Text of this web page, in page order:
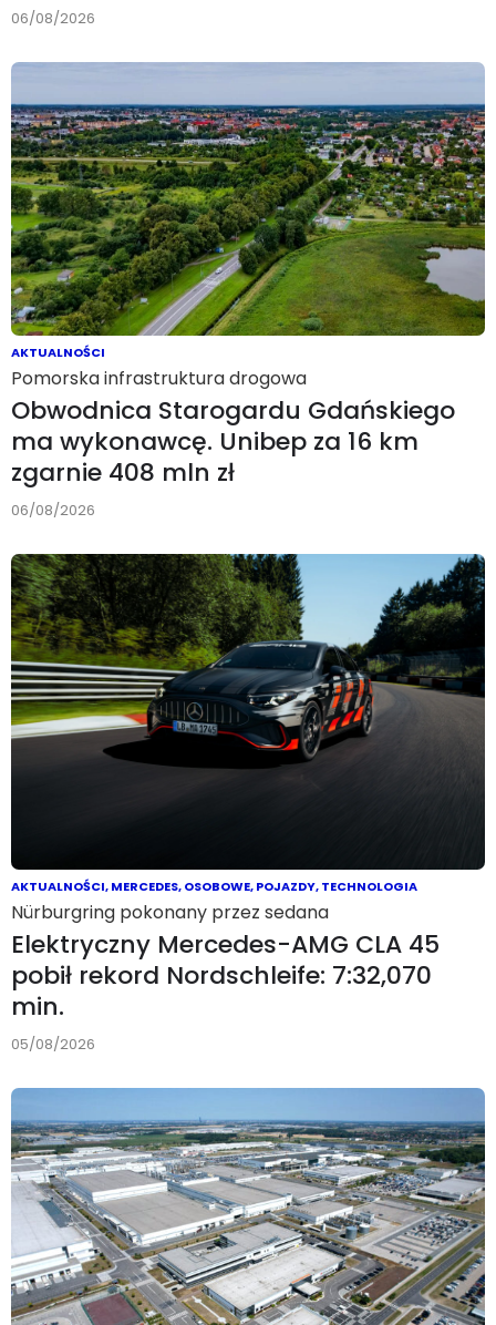
06/08/2026
AKTUALNOŚCI
Pomorska infrastruktura drogowa
Obwodnica Starogardu Gdańskiego
ma wykonawcę. Unibep za 16 km
zgarnie 408 mln zł
06/08/2026
AKTUALNOŚCI,MERCEDES,OSOBOWE,POJAZDY,TECHNOLOGIA
Nürburgring pokonany przez sedana
Elektryczny Mercedes-AMG CLA 45
pobił rekord Nordschleife: 7:32,070
min.
05/08/2026